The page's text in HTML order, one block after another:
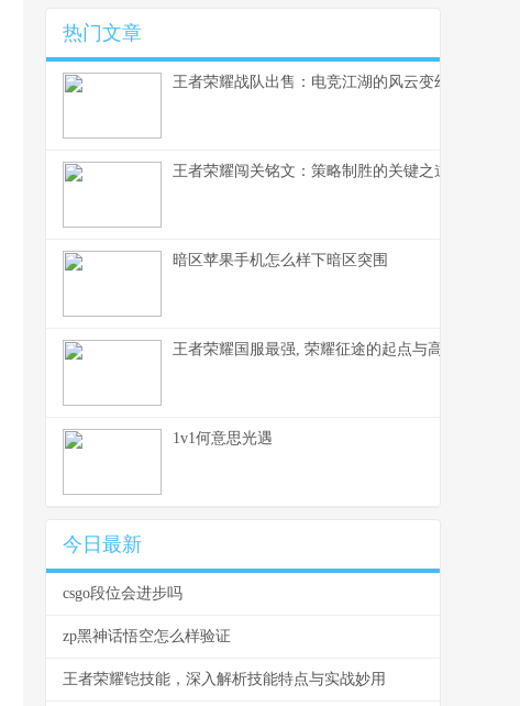
热门文章
王者荣耀战队出售：电竞江湖的风云变幻，一个资
王者荣耀闯关铭文：策略制胜的关键之道
暗区苹果手机怎么样下暗区突围
王者荣耀国服最强, 荣耀征途的起点与高峰
1v1何意思光遇
今日最新
csgo段位会进步吗
zp黑神话悟空怎么样验证
王者荣耀铠技能，深入解析技能特点与实战妙用